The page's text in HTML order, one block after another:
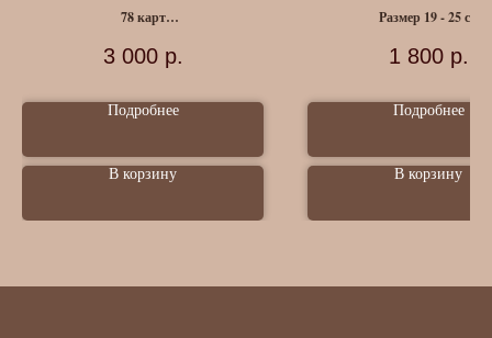
78 карт
3 000 р.
Подробнее
В корзину
Размер 19 - 25 см
1 800 р.
Подробнее
В корзину